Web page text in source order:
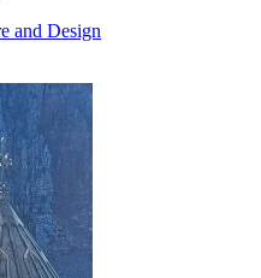
and Design